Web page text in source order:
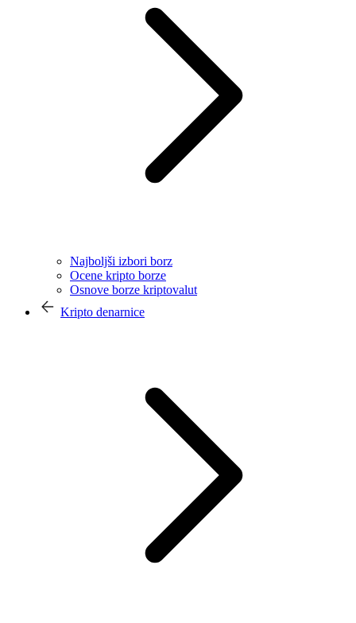
Najboljši izbori borz
Ocene kripto borze
Osnove borze kriptovalut
Kripto denarnice